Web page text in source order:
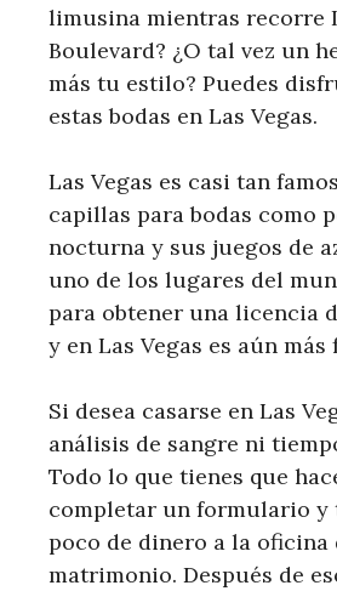
limusina mientras recorre
Boulevard? ¿O tal vez un
más tu estilo? Puedes
estas bodas en Las Vegas.
Las Vegas es casi tan
capillas para bodas como
nocturna y sus juegos de
uno de los lugares del
para obtener una licencia
y en Las Vegas es aún más
Si desea casarse en Las
análisis de sangre ni
Todo lo que tienes que
completar un formulario
poco de dinero a la oficina
matrimonio. Después de